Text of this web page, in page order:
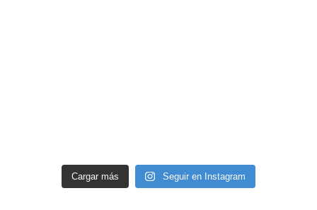
Cargar más Seguir en Instagram